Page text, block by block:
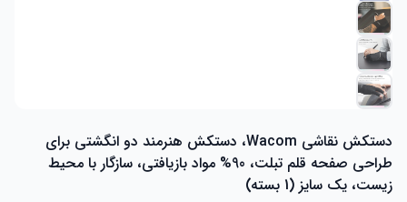
دستکش نقاشی Wacom، دستکش هنرمند دو انگشتی برای
طراحی صفحه قلم تبلت، 90% مواد بازیافتی، سازگار با محیط
زیست، یک سایز (1 بسته)